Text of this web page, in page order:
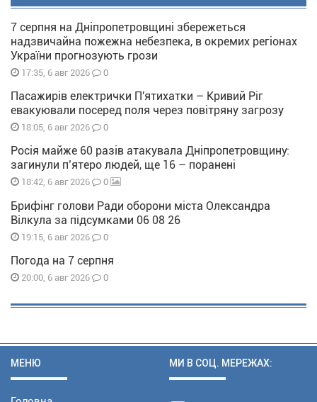
7 серпня на Дніпропетровщині збережеться
надзвичайна пожежна небезпека, в окремих регіонах
України прогнозують грози
17:35, 6 авг 2026 0
Пасажирів електрички П'ятихатки – Кривий Ріг
евакуювали посеред поля через повітряну загрозу
18:05, 6 авг 2026 0
Росія майже 60 разів атакувала Дніпропетровщину:
загинули п’ятеро людей, ще 16 – поранені
18:42, 6 авг 2026 0
Брифінг голови Ради оборони міста Олександра
Вілкула за підсумками 06 08 26
19:15, 6 авг 2026 0
Погода на 7 серпня
20:00, 6 авг 2026 0
МЕНЮ МИ В СОЦ. МЕРЕЖАХ: